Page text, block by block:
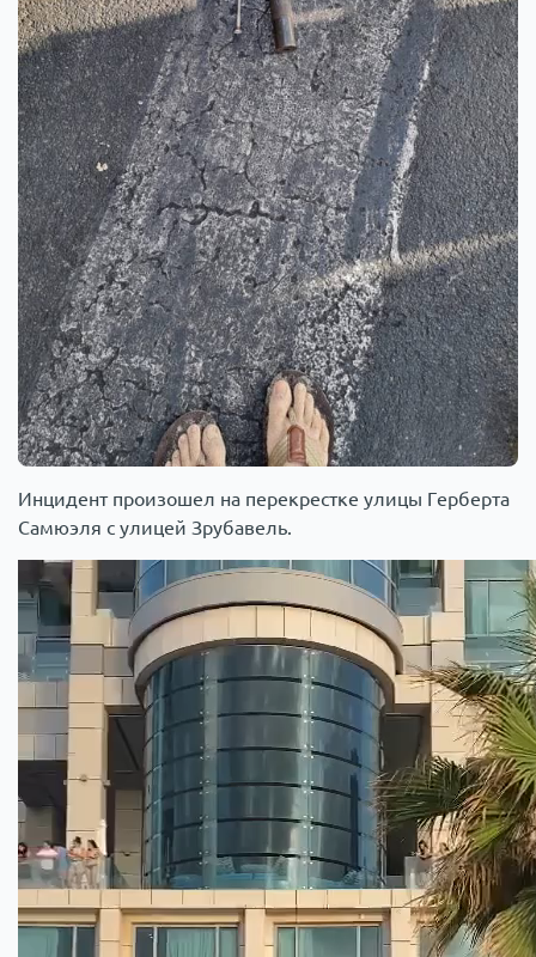
Инцидент произошел на перекрестке улицы Герберта
Самюэля с улицей Зрубавель.